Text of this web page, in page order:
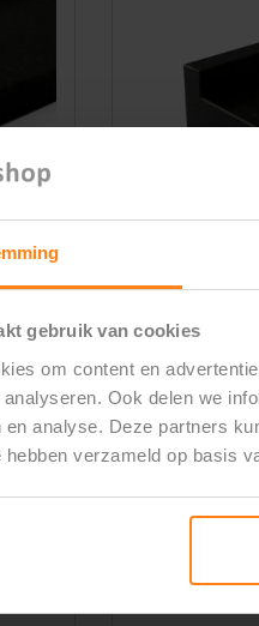
gebruik van cookies
om content en
Ook delen we
en analyse. Deze partners
verzameld op basis
Raamdorpel
€ 87,50
Materiaal
Kleurvast
Uit één